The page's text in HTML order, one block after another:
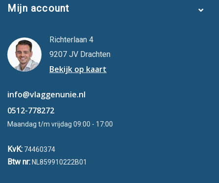
Mijn account
Richterlaan 4
9207 JV Drachten
Bekijk op kaart
info@vlaggenunie.nl
0512-778272
Maandag t/m vrijdag 09:00 - 17:00
KvK: 74460374
Btw nr: NL859910222B01